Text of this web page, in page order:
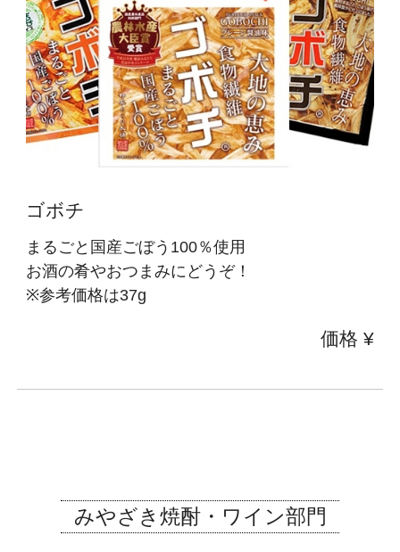
ゴボチ
まるごと国産ごぼう100％使用
お酒の肴やおつまみにどうぞ！
※参考価格は37g
価格 ¥
みやざき焼酎・ワイン部門